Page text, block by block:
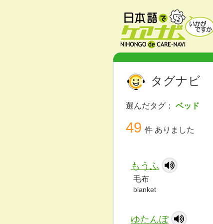
タグナビ
選んだタグ： ベッド
49 件 ありました
もうふ
毛布
blanket
ゆたんぽ